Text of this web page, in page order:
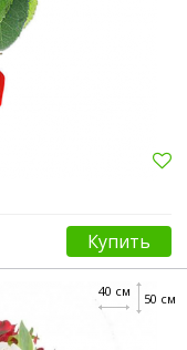
Купить
50 см
40 см